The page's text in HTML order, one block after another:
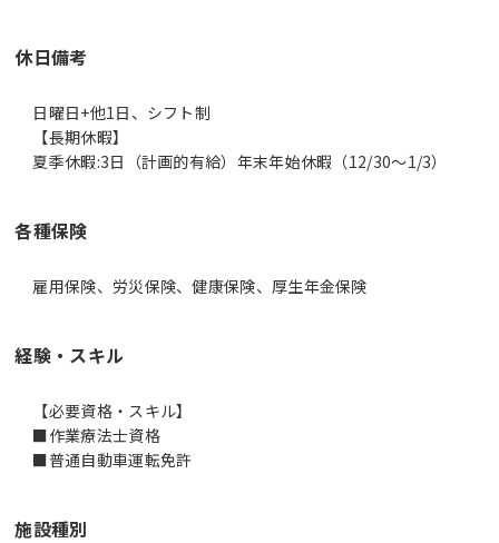
休日備考
日曜日+他1日、シフト制
【長期休暇】
夏季休暇:3日（計画的有給）年末年始休暇（12/30～1/3）
各種保険
雇用保険、労災保険、健康保険、厚生年金保険
経験・スキル
【必要資格・スキル】
■作業療法士資格
■普通自動車運転免許
施設種別